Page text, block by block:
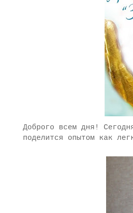
Доброго всем дня!
поделится опытом как